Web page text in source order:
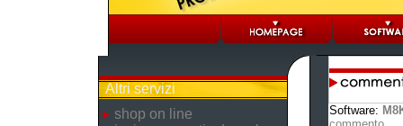
Altri servizi
shop on line
Software: